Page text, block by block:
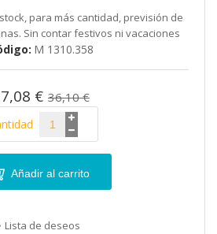
para más cantidad, previsión de
Sin contar festivos ni vacaciones
M 1310.358
€ 36,10 €
Añadir al carrito
Lista de deseos